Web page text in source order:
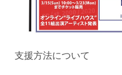
支援方法について